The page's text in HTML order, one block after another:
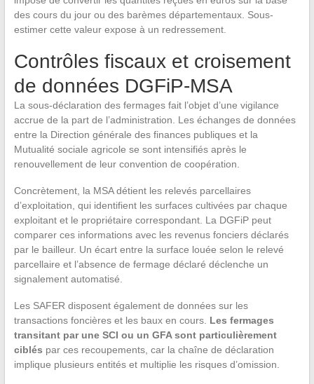
des cours du jour ou des barèmes départementaux. Sous-
estimer cette valeur expose à un redressement.
Contrôles fiscaux et croisement
de données DGFiP-MSA
La sous-déclaration des fermages fait l’objet d’une vigilance
accrue de la part de l’administration. Les échanges de données
entre la Direction générale des finances publiques et la
Mutualité sociale agricole se sont intensifiés après le
renouvellement de leur convention de coopération.
Concrètement, la MSA détient les relevés parcellaires
d’exploitation, qui identifient les surfaces cultivées par chaque
exploitant et le propriétaire correspondant. La DGFiP peut
comparer ces informations avec les revenus fonciers déclarés
par le bailleur. Un écart entre la surface louée selon le relevé
parcellaire et l’absence de fermage déclaré déclenche un
signalement automatisé.
Les SAFER disposent également de données sur les
transactions foncières et les baux en cours. Les fermages
transitant par une SCI ou un GFA sont particulièrement
ciblés par ces recoupements, car la chaîne de déclaration
implique plusieurs entités et multiplie les risques d’omission.